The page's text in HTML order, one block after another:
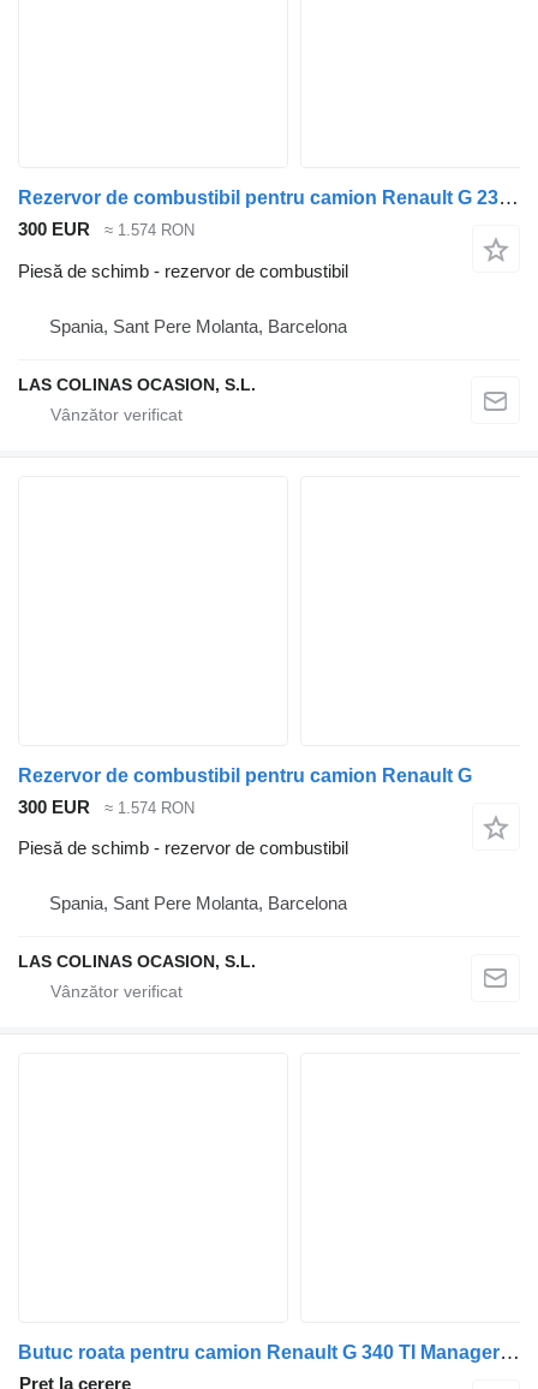
Rezervor de combustibil pentru camion Renault G 230 (166/169/177 KW)
300 EUR ≈ 1.574 RON
Piesă de schimb - rezervor de combustibil
Spania, Sant Pere Molanta, Barcelona
LAS COLINAS OCASION, S.L.
Rezervor de combustibil pentru camion Renault G
300 EUR
≈ 1.574 RON
Piesă de schimb - rezervor de combustibil
Spania, Sant Pere Molanta, Barcelona
LAS COLINAS OCASION, S.L.
Butuc roata pentru camion Renault G 340 TI Manager /Maxter E1/E2
Preț la cerere